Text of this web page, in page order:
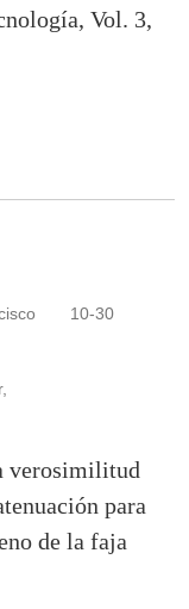
Vol. 3,
10-30
verosimilitud
para
de la faja